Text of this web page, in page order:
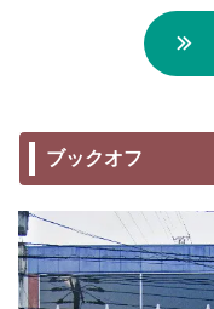
ブックオフ